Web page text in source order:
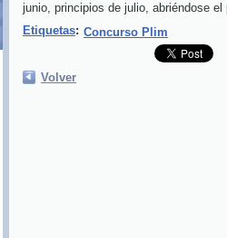
junio, principios de julio, abriéndose
Etiquetas: Concurso Plim
Volver